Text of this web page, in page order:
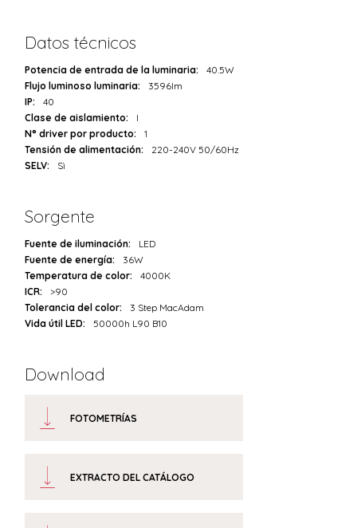
Datos técnicos
Potencia de entrada de la luminaria:
40.5W
Flujo luminoso luminaria:
3596lm
IP:
40
Clase de aislamiento:
I
N° driver por producto:
1
Tensión de alimentación:
220-240V 50/60Hz
SELV:
Sì
Sorgente
Fuente de iluminación:
LED
Fuente de energía:
36W
Temperatura de color:
4000K
ICR:
>90
Tolerancia del color:
3 Step MacAdam
Vida útil LED:
50000h L90 B10
Download
FOTOMETRÍAS
EXTRACTO DEL CATÁLOGO